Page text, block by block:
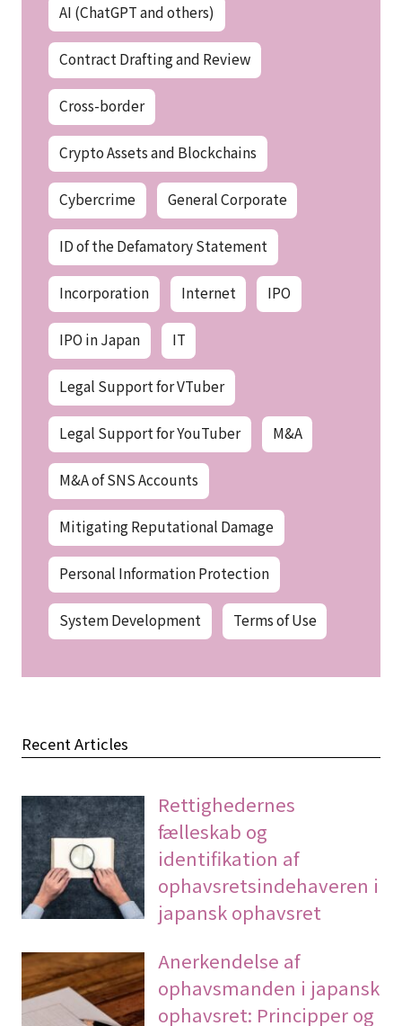
AI (ChatGPT and others)
Contract Drafting and Review
Cross-border
Crypto Assets and Blockchains
Cybercrime General Corporate
ID of the Defamatory Statement
Incorporation Internet IPO
IPO in Japan IT
Legal Support for VTuber
Legal Support for YouTuber M&A
M&A of SNS Accounts
Mitigating Reputational Damage
Personal Information Protection
System Development Terms of Use
Recent Articles
Rettighedernes
fælleskab og
identifikation af
ophavsretsindehaveren i
japansk ophavsret
Anerkendelse af
ophavsmanden i japansk
ophavsret: Principper og